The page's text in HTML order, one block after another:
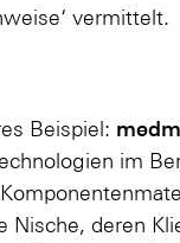
vermittelt.
Beispiel:
im
Nische, deren